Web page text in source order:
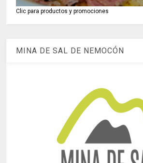
Clic para productos y promociones
MINA DE SAL DE NEMOCÓN